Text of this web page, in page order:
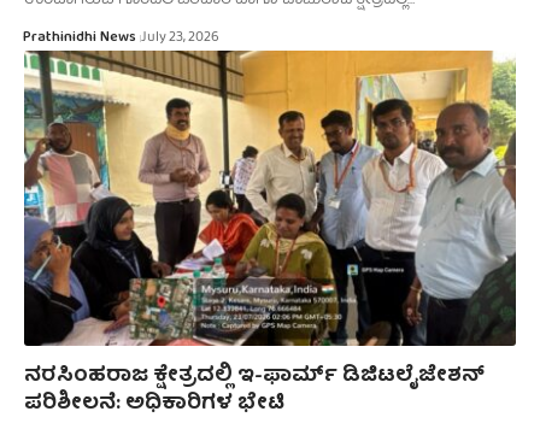
Prathinidhi News July 23, 2026
ನರಸಿಂಹರಾಜ ಕ್ಷೇತ್ರದಲ್ಲಿ ಇ-ಫಾರ್ಮ್ ಡಿಜಿಟಲೈಜೇಶನ್
ಪರಿಶೀಲನೆ: ಅಧಿಕಾರಿಗಳ ಭೇಟಿ